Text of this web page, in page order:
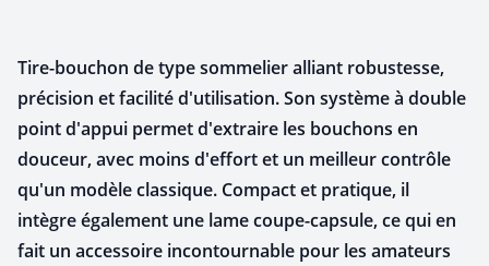
Tire-bouchon de type sommelier alliant robustesse,
précision et facilité d'utilisation. Son système à double
point d'appui permet d'extraire les bouchons en
douceur, avec moins d'effort et un meilleur contrôle
qu'un modèle classique. Compact et pratique, il
intègre également une lame coupe-capsule, ce qui en
fait un accessoire incontournable pour les amateurs